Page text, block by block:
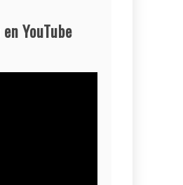
YouTube